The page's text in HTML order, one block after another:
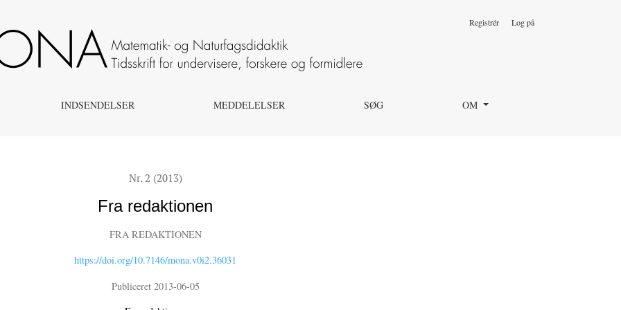
INDSENDELSER MEDDELELSER SØG OM
Registrér Log på
Nr. 2 (2013)
Fra redaktionen
FRA REDAKTIONEN
https://doi.org/10.7146/mona.v0i2.36031
Publiceret 2013-06-05